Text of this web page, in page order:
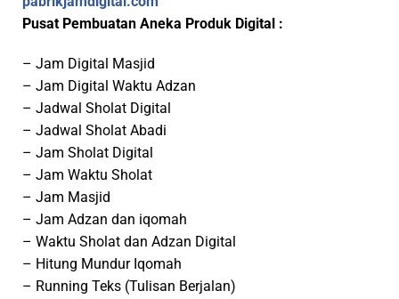
Pusat Pembuatan Aneka Produk Digital :
– Jam Digital Masjid
– Jam Digital Waktu Adzan
– Jadwal Sholat Digital
– Jadwal Sholat Abadi
– Jam Sholat Digital
– Jam Waktu Sholat
– Jam Masjid
– Jam Adzan dan iqomah
– Waktu Sholat dan Adzan Digital
– Hitung Mundur Iqomah
– Running Teks (Tulisan Berjalan)